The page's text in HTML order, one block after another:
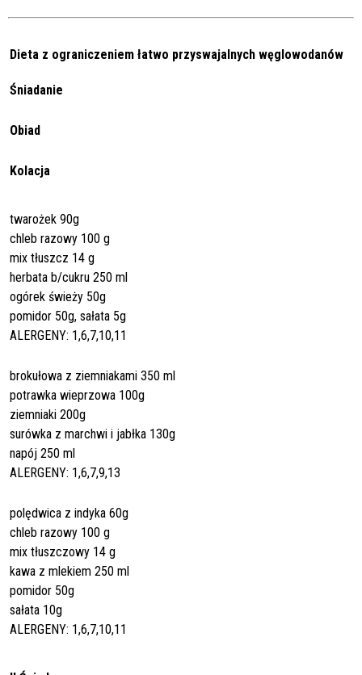
Dieta z ograniczeniem łatwo przyswajalnych węglowodanów
Śniadanie
Obiad
Kolacja
twarożek 90g
chleb razowy 100 g
mix tłuszcz 14 g
herbata b/cukru 250 ml
ogórek świeży 50g
pomidor 50g, sałata 5g
ALERGENY: 1,6,7,10,11
brokułowa z ziemniakami 350 ml
potrawka wieprzowa 100g
ziemniaki 200g
surówka z marchwi i jabłka 130g
napój 250 ml
ALERGENY: 1,6,7,9,13
polędwica z indyka 60g
chleb razowy 100 g
mix tłuszczowy 14 g
kawa z mlekiem 250 ml
pomidor 50g
sałata 10g
ALERGENY: 1,6,7,10,11